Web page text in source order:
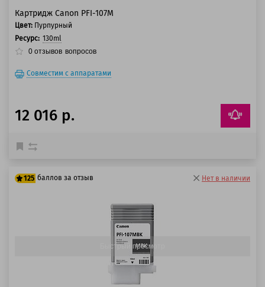
Картридж Canon PFI-107M
Цвет: Пурпурный
Ресурс: 130ml
0 отзывов вопросов
Совместим с аппаратами
12 016 р.
125 баллов за отзыв Нет в наличии
Быстрый просмотр